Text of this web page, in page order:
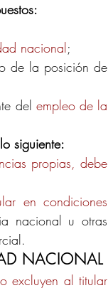
nacional;
de la posición de
del empleo de la
siguiente:
propias, debe
en condiciones
nacional u otras
NACIONAL
excluyen al titular